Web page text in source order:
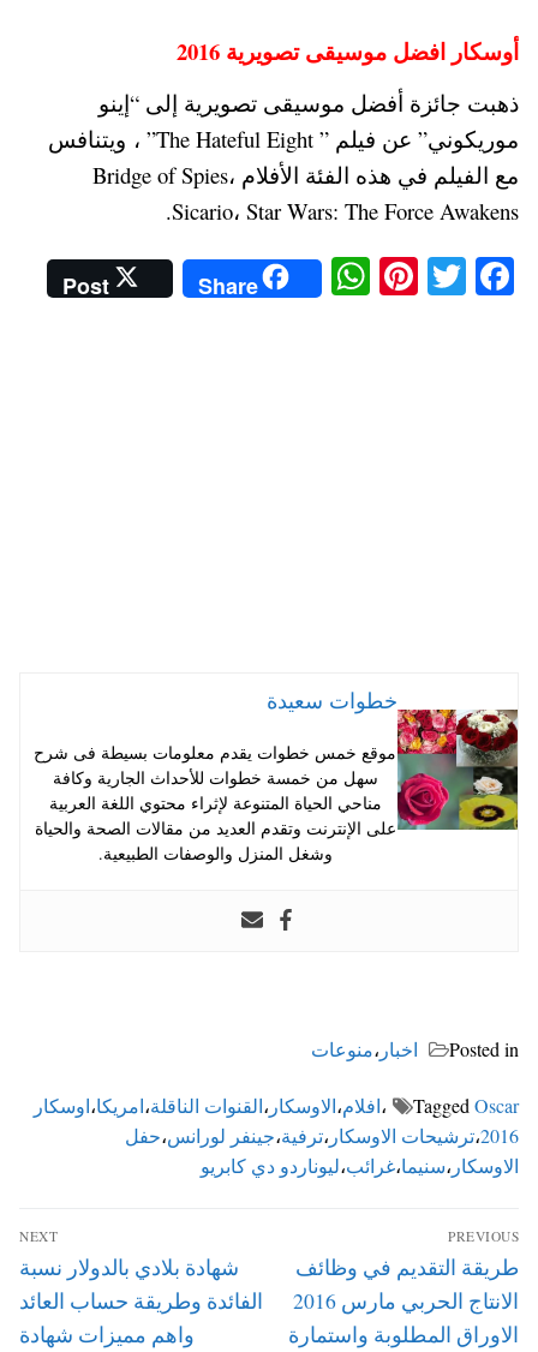
أوسكار افضل موسيقى تصويرية 2016
ذهبت جائزة أفضل موسيقى تصويرية إلى “إينو
موريكوني” عن فيلم ” The Hateful Eight” ، ويتنافس
مع الفيلم في هذه الفئة الأفلام Bridge of Spies،
Sicario، Star Wars: The Force Awakens.
Fa
T
Pi
W
ha
Share
Post
خطوات سعيدة
موقع خمس خطوات يقدم معلومات بسيطة فى شرح
سهل من خمسة خطوات للأحداث الجارية وكافة
مناحي الحياة المتنوعة لإثراء محتوي اللغة العربية
على الإنترنت وتقدم العديد من مقالات الصحة والحياة
وشغل المنزل والوصفات الطبيعية.
Posted in اخبار ،منوعات
TaggedOscar ،افلام،الاوسكار ،القنوات الناقلة،امريكا،اوسكار
2016،ترشيحات الاوسكار ،ترفية،جينفر لورانس،حفل
الاوسكار ،سنيما،غرائب،ليوناردو دي كابريو
تصفّح
المقالات
PREVIOUS
Previous
post:
طريقة التقديم في وظائف
الانتاج الحربي مارس 2016
الاوراق المطلوبة واستمارة
NEXT
Next
post:
شهادة بلادي بالدولار نسبة
الفائدة وطريقة حساب العائد
واهم مميزات شهادة